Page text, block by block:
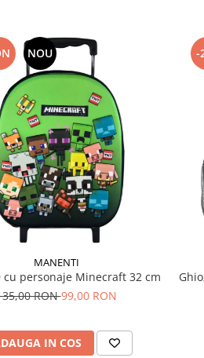
NOU
MANENTI
cu personaje Minecraft 32 cm
RON99,00 RON
IN COS
-